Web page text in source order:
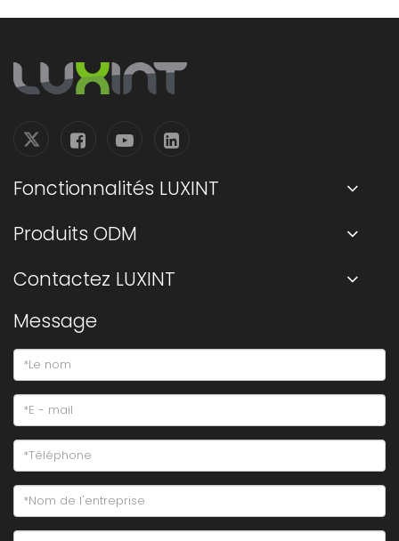
Fonctionnalités LUXINT
Produits ODM
Contactez LUXINT
Message